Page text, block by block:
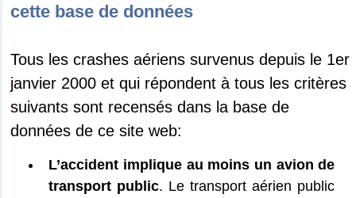
cette base de données
Tous les crashes aériens survenus depuis le 1er
janvier 2000 et qui répondent à tous les critères
suivants sont recensés dans la base de
données de ce site web:
L’accident implique au moins un avion de
transport public. Le transport aérien public